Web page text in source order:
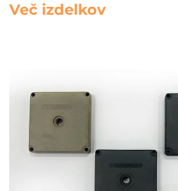
Več izdelkov